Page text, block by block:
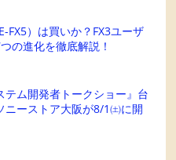
FX5）は買いか？FX3ユーザ
の進化を徹底解説！
テム開発者トークショー』台
ニーストア大阪が8/1㈯に開